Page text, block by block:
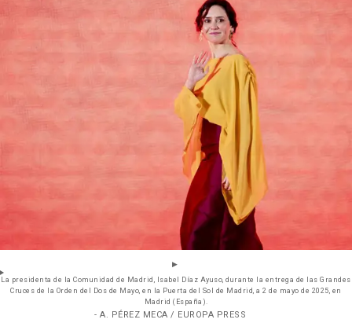
La presidenta de la Comunidad de Madrid, Isabel Díaz Ayuso, durante la entrega de las Grandes
Cruces de la Orden del Dos de Mayo, en la Puerta del Sol de Madrid, a 2 de mayo de 2025, en
Madrid (España).
- A. PÉREZ MECA / EUROPA PRESS